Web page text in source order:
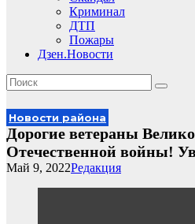
Криминал
ДТП
Пожары
Дзен.Новости
Новости района
Дорогие ветераны
Отечественной войны!
Редакция
Май 9, 2022